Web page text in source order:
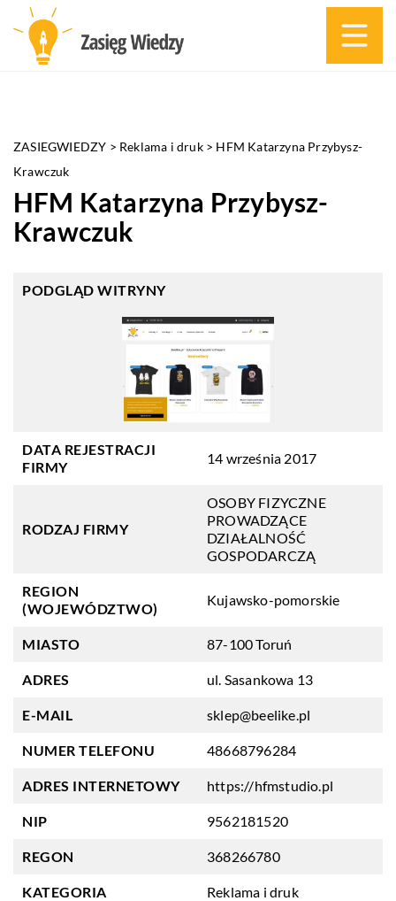
ZASIEGWIEDZY > Reklama i druk> HFM Katarzyna Przybysz-
Krawczuk
HFM Katarzyna Przybysz-
Krawczuk
PODGLĄD WITRYNY
DATA REJESTRACJI
FIRMY
14 września 2017
RODZAJ FIRMY
OSOBY FIZYCZNE
PROWADZĄCE
DZIAŁALNOŚĆ
GOSPODARCZĄ
REGION
(WOJEWÓDZTWO)
Kujawsko-pomorskie
MIASTO 87-100 Toruń
ADRES ul. Sasankowa 13
E-MAIL sklep@beelike.pl
NUMER TELEFONU 48668796284
ADRES INTERNETOWY https://hfmstudio.pl
NIP 9562181520
REGON 368266780
KATEGORIA Reklama i druk